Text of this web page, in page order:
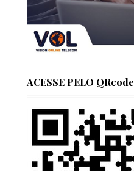
ACESSE PELO QRcode